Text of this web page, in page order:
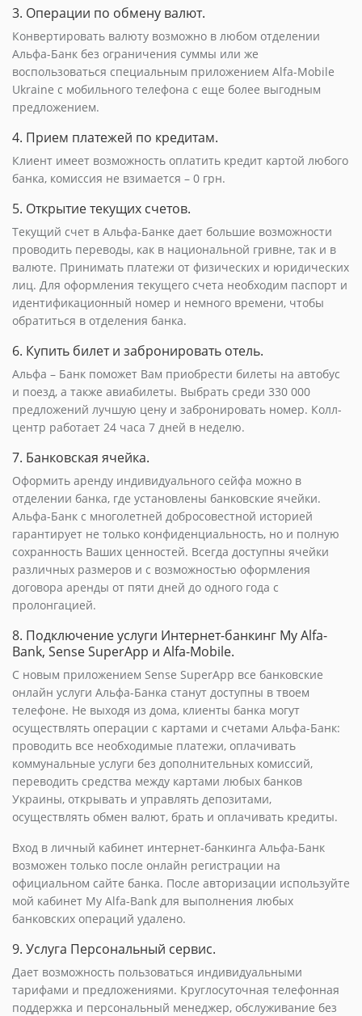
3. Операции по обмену валют.
Конвертировать валюту возможно в любом отделении
Альфа-Банк без ограничения суммы или же
воспользоваться специальным приложением Alfa-Mobile
Ukraine с мобильного телефона с еще более выгодным
предложением.
4. Прием платежей по кредитам.
Клиент имеет возможность оплатить кредит картой любого
банка, комиссия не взимается – 0 грн.
5. Открытие текущих счетов.
Текущий счет в Альфа-Банке дает большие возможности
проводить переводы, как в национальной гривне, так и в
валюте. Принимать платежи от физических и юридических
лиц. Для оформления текущего счета необходим паспорт и
идентификационный номер и немного времени, чтобы
обратиться в отделения банка.
6. Купить билет и забронировать отель.
Альфа – Банк поможет Вам приобрести билеты на автобус
и поезд, а также авиабилеты. Выбрать среди 330 000
предложений лучшую цену и забронировать номер. Колл-
центр работает 24 часа 7 дней в неделю.
7. Банковская ячейка.
Оформить аренду индивидуального сейфа можно в
отделении банка, где установлены банковские ячейки.
Альфа-Банк с многолетней добросовестной историей
гарантирует не только конфиденциальность, но и полную
сохранность Ваших ценностей. Всегда доступны ячейки
различных размеров и с возможностью оформления
договора аренды от пяти дней до одного года с
пролонгацией.
8. Подключение услуги Интернет-банкинг My Alfa-
Bank, Sense SuperApp и Alfa-Mobile.
С новым приложением Sense SuperApp все банковские
онлайн услуги Альфа-Банка станут доступны в твоем
телефоне. Не выходя из дома, клиенты банка могут
осуществлять операции с картами и счетами Альфа-Банк:
проводить все необходимые платежи, оплачивать
коммунальные услуги без дополнительных комиссий,
переводить средства между картами любых банков
Украины, открывать и управлять депозитами,
осуществлять обмен валют, брать и оплачивать кредиты.
Вход в личный кабинет интернет-банкинга Альфа-Банк
возможен только после онлайн регистрации на
официальном сайте банка. После авторизации используйте
мой кабинет My Alfa-Bank для выполнения любых
банковских операций удалено.
9. Услуга Персональный сервис.
Дает возможность пользоваться индивидуальными
тарифами и предложениями. Круглосуточная телефонная
поддержка и персональный менеджер, обслуживание без